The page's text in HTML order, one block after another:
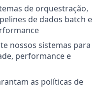
de orquestração,
de dados batch e
nossos sistemas para
performance e
as políticas de